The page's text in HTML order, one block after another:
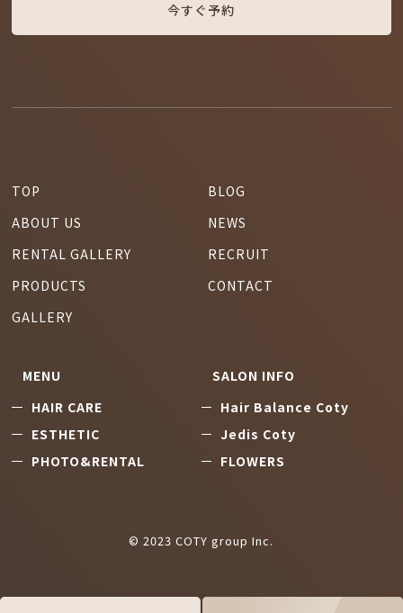
今すぐ予約
TOP
ABOUT US
RENTAL GALLERY
PRODUCTS
GALLERY
BLOG
NEWS
RECRUIT
CONTACT
MENU
HAIR CARE
ESTHETIC
PHOTO&RENTAL
SALON INFO
Hair Balance Coty
Jedis Coty
FLOWERS
© 2023 COTY group Inc.